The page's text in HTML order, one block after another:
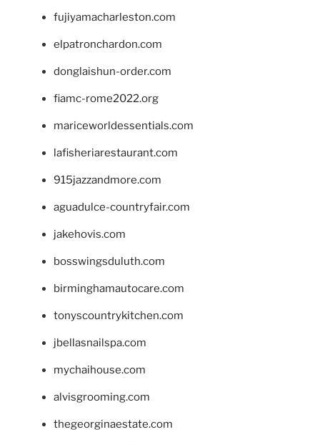
fujiyamacharleston.com
elpatronchardon.com
donglaishun-order.com
fiamc-rome2022.org
mariceworldessentials.com
lafisheriarestaurant.com
915jazzandmore.com
aguadulce-countryfair.com
jakehovis.com
bosswingsduluth.com
birminghamautocare.com
tonyscountrykitchen.com
jbellasnailspa.com
mychaihouse.com
alvisgrooming.com
thegeorginaestate.com